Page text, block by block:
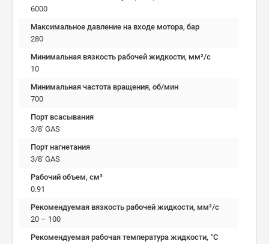
6000
Максимальное давление на входе мотора, бар
280
Минимальная вязкость рабочей жидкости, мм²/c
10
Минимальная частота вращения, об/мин
700
Порт всасывания
3/8' GAS
Порт нагнетания
3/8' GAS
Рабочий объем, см³
0.91
Рекомендуемая вязкость рабочей жидкости, мм²/с
20 – 100
Рекомендуемая рабочая температура жидкости, °C